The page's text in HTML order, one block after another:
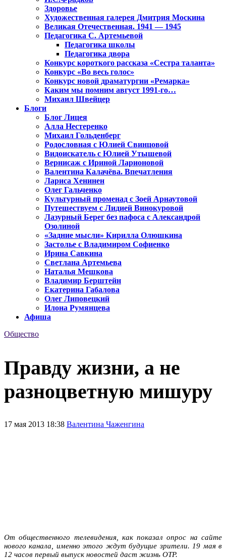
Здоровье
Художественная галерея Дмитрия Москина
Великая Отечественная. 1941 — 1945
Педагогика С. Артемьевой
Педагогика школы
Педагогика двора
Конкурс короткого рассказа «Сестра таланта»
Конкурс «Во весь голос»
Конкурс новой драматургии «Ремарка»
Каким мы помним август 1991-го…
Михаил Швейцер
Блоги
Блог Лицея
Алла Нестеренко
Михаил Гольденберг
Родословная с Юлией Свинцовой
Видоискатель с Юлией Утышевой
Вернисаж с Ириной Ларионовой
Валентина Калачёва. Впечатления
Лариса Хенинен
Олег Гальченко
Культурный променад с Зоей Арнаутовой
Путешествуем с Лидией Винокуровой
Лазурный Берег без пафоса с Александрой
Озолиной
«Задние мысли» Кирилла Олюшкина
Застолье с Владимиром Софиенко
Ирина Савкина
Светлана Артемьева
Наталья Мешкова
Владимир Берштейн
Екатерина Габалова
Олег Липовецкий
Илона Румянцева
Афиша
Общество
Правду жизни, а не
разноцветную мишуру
17 мая 2013 18:38 Валентина Чаженгина
От общественного телевидения, как показал опрос на сайте
нового канала, именно этого ждут будущие зрители. 19 мая в
12 часов первый выпуск новостей даст жизнь ОТР.